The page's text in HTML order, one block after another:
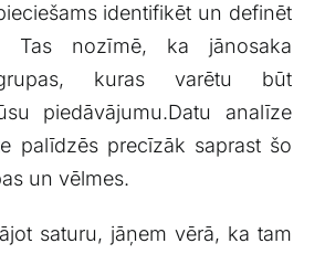
identifikēt un definēt
Tas nozīmē, ka jānosaka
kuras varētu būt
piedāvājumu.Datu​ analīze
palīdzēs precīzāk ⁣saprast šo
un vēlmes.
⁢saturu, jāņem vērā, ‌ka tam